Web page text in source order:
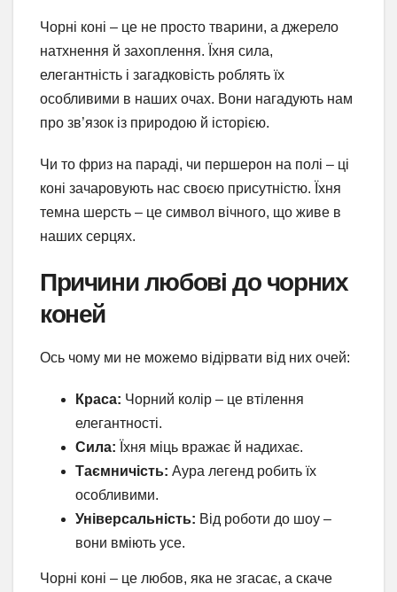
Чорні коні – це не просто тварини, а джерело
натхнення й захоплення. Їхня сила,
елегантність і загадковість роблять їх
особливими в наших очах. Вони нагадують нам
про зв’язок із природою й історією.
Чи то фриз на параді, чи першерон на полі – ці
коні зачаровують нас своєю присутністю. Їхня
темна шерсть – це символ вічного, що живе в
наших серцях.
Причини любові до чорних
коней
Ось чому ми не можемо відірвати від них очей:
Краса: Чорний колір – це втілення
елегантності.
Сила: Їхня міць вражає й надихає.
Таємничість: Аура легенд робить їх
особливими.
Універсальність: Від роботи до шоу –
вони вміють усе.
Чорні коні – це любов, яка не згасає, а скаче